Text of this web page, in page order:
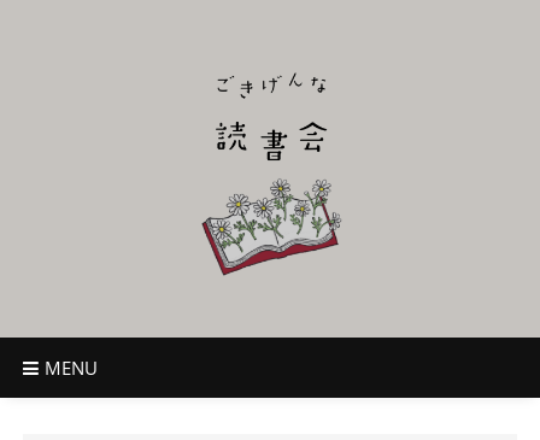
ごきげんな読
~児童書好き主催者によるオールジャンルOK！のんびり読書会~
MENU